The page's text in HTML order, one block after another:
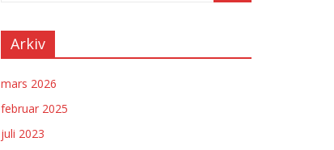
Arkiv
mars 2026
februar 2025
juli 2023